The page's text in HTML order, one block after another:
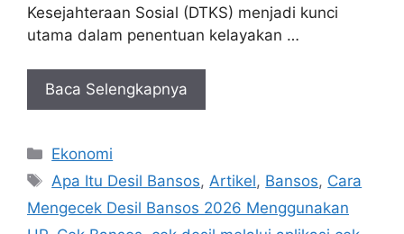
Kesejahteraan Sosial (DTKS) menjadi kunci
utama dalam penentuan kelayakan …
Baca Selengkapnya
Kategori
Ekonomi
Tag
Apa Itu Desil Bansos,Artikel, Bansos, Cara
Mengecek Desil Bansos 2026 Menggunakan